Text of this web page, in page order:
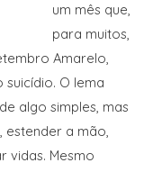
um mês que,
para muitos,
Amarelo,
O lema
algo simples, mas
estender a mão,
vidas. Mesmo